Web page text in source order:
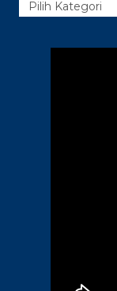
Kategori